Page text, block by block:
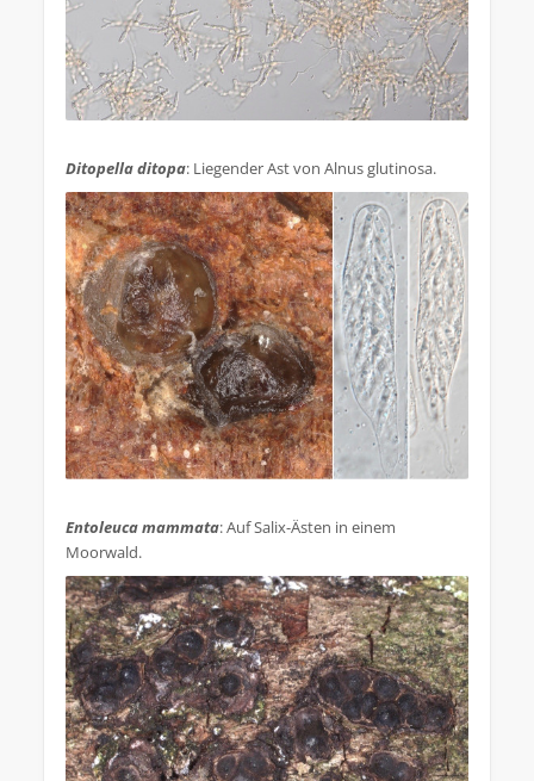
Ditopella ditopa: Liegender Ast von Alnus glutinosa.
Entoleuca mammata: Auf Salix-Ästen in einem
Moorwald.